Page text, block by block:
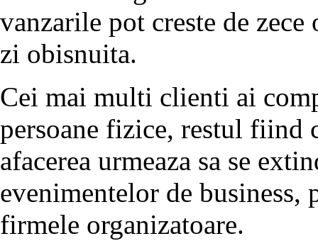
vanzarile pot creste de
zi obisnuita.
Cei mai multi clienti ai
persoane fizice, restul fiind
afacerea urmeaza sa se
evenimentelor de business,
firmele organizatoare.